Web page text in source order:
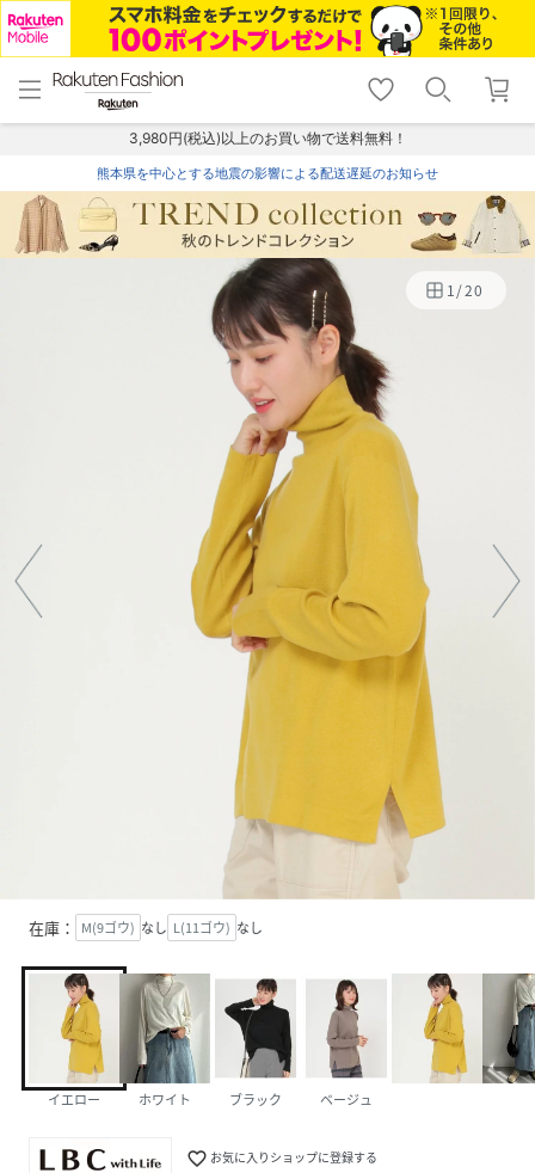
menu home
トップ
shopping_cart lock_outline
ログイン
3,980円(税込)以上のお買い物で送料無料！
熊本県を中心とする地震の影響による配送遅延のお知らせ
1/20
在庫： M(9ゴウ) なし L(11ゴウ) なし
イエロー ホワイト ブラック ベージュ
favorite_border お気に入りショップに登録する